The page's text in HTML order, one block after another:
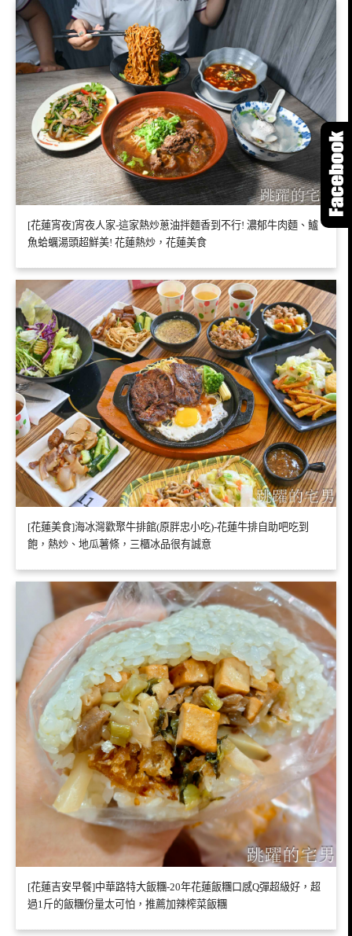
[花蓮宵夜]宵夜人家-這家熱炒蔥油拌麵香到不行! 濃郁牛肉麵、鱸
魚蛤蠣湯頭超鮮美! 花蓮熱炒，花蓮美食
[花蓮美食]海冰灣歡聚牛排館(原胖忠小吃)-花蓮牛排自助吧吃到
飽，熱炒、地瓜薯條，三櫃冰品很有誠意
[花蓮吉安早餐]中華路特大飯糰-20年花蓮飯糰口感Q彈超級好，超
過1斤的飯糰份量太可怕，推薦加辣榨菜飯糰